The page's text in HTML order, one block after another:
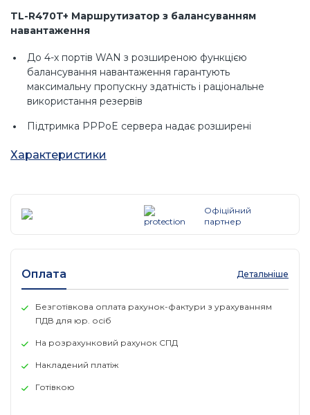
TL-R470T+ Маршрутизатор з балансуванням
навантаження
До 4-х портів WAN з розширеною функцією
балансування навантаження гарантують
максимальну пропускну здатність і раціональне
використання резервів
Підтримка PPPoE сервера надає розширені
мережевого керування для адміністраторів
Зменшений корпус дозволяє використовувати
Стандарти та
протоколи
Характеристики
Офіційний
партнер
Оплата Детальніше
Безготівкова оплата рахунок-фактури з урахуванням
ПДВ для юр. осіб
На розрахунковий рахунок СПД
Накладений платіж
Готівкою